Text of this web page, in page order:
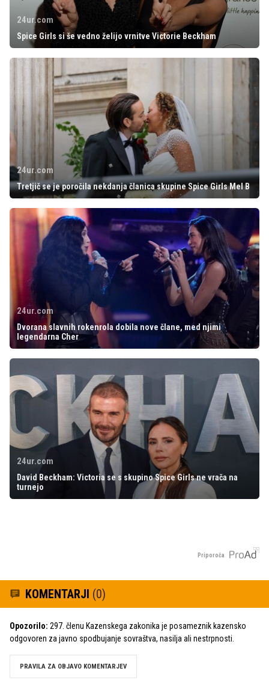
24ur.com
Spice Girls si še vedno želijo vrnitve Victorie Beckham
24ur.com
Tretjič se je poročila nekdanja članica skupine Spice Girls Mel B
24ur.com
Dvorana slavnih rokenrola dobila nove člane, med njimi
legendarna Cher
24ur.com
David Beckham: Victoria se s skupino Spice Girls ne vrača na
turnejo
Priporoča
KOMENTARJI (0)
Opozorilo: 297. členu Kazenskega zakonika je posameznik kazensko
odgovoren za javno spodbujanje sovraštva, nasilja ali nestrpnosti.
PRAVILA ZA OBJAVO KOMENTARJEV